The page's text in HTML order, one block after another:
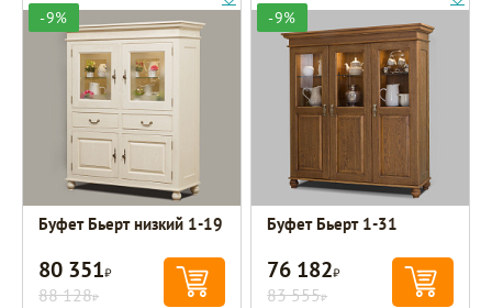
-9%
Буфет Бьерт низкий 1-19
80 351Р
88 128Р
-9%
Буфет Бьерт 1-31
76 182Р
83 555Р